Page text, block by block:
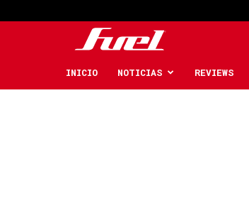
Car
INICIO NOTICIAS REVIEWS